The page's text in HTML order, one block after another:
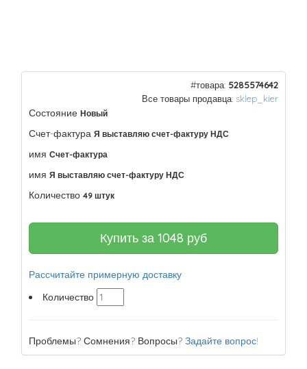
#товара: 5285574642
Все товары продавца: sklep_kier
Состояние Новый
Счет-фактура Я выставляю счет-фактуру НДС
имя Счет-фактура
имя Я выставляю счет-фактуру НДС
Количество 49 штук
Купить за 1048 руб
Рассчитайте примерную доставку
Количество
Проблемы? Сомнения? Вопросы? Задайте вопрос!